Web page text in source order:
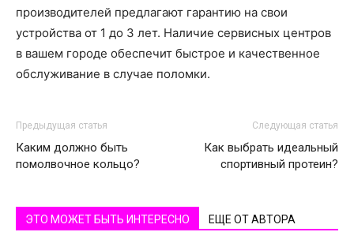
производителей предлагают гарантию на свои
устройства от 1 до 3 лет. Наличие сервисных центров
в вашем городе обеспечит быстрое и качественное
обслуживание в случае поломки.
Предыдущая статья
Каким должно быть
помолвочное кольцо?
Следующая статья
Как выбрать идеальный
спортивный протеин?
ЭТО МОЖЕТ БЫТЬ ИНТЕРЕСНО ЕЩЕ ОТ АВТОРА